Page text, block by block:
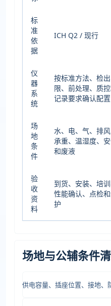
标
准
依
据
ICH Q2 / 现行
仪
器
系
统
按标准方法、检出
限、前处理、质
记录要求确认配置
场
地
条
件
水、电、气、排风
承重、温湿度、
和废液
验
收
资
料
到货、安装、培训
性能确认、点检
护
场地与公辅条件
供电容量、插座位置、接地、